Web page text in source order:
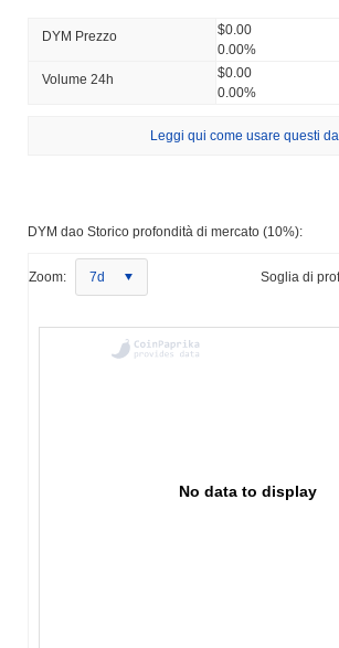
DYM Prezzo
$0.00
0.00%
Volume 24h
$0.00
0.00%
Leggi qui come usare questi
DYM dao Storico profondità di mercato (10%):
Zoom: 7d Soglia di
No data to display